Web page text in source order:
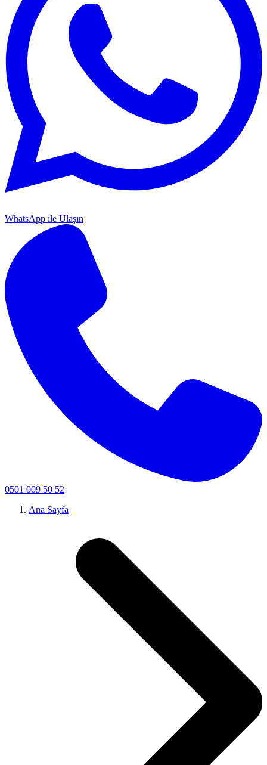
WhatsApp ile Ulaşın
0501 009 50 52
Ana Sayfa